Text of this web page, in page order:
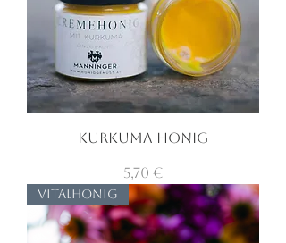
Kurkuma Honig
Preis
5,70 €
Vitalhonig